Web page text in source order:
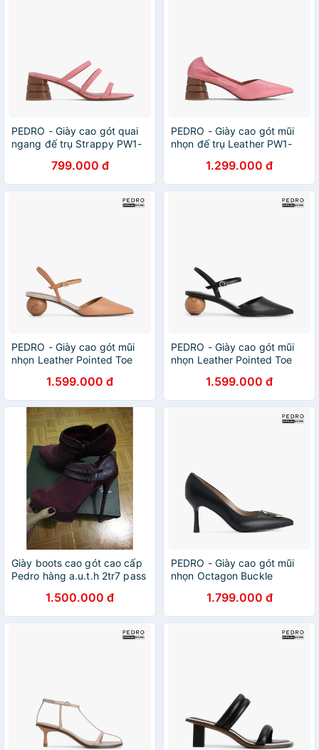
PEDRO - Giày cao gót quai
ngang đế trụ Strappy PW1-
799.000 đ
PEDRO - Giày cao gót mũi
nhọn đế trụ Leather PW1-
1.299.000 đ
PEDRO - Giày cao gót mũi
nhọn Leather Pointed Toe
1.599.000 đ
PEDRO - Giày cao gót mũi
nhọn Leather Pointed Toe
1.599.000 đ
Giày boots cao gót cao cấp
Pedro hàng a.u.t.h 2tr7 pass
1.500.000 đ
PEDRO - Giày cao gót mũi
nhọn Octagon Buckle
1.799.000 đ